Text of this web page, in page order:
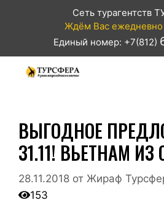
Сеть турагентств
Ждём Вас ежедневно
Единый номер: +7(812)
ВЫГОДНОЕ
31.11! ВЬЕТНАМ ИЗ
28.11.2018 от Жираф
153